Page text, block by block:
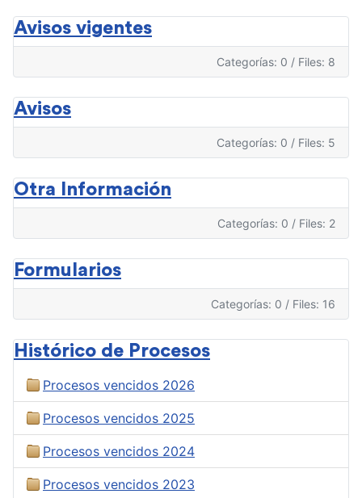
Avisos vigentes
Categorías: 0 / Files: 8
Avisos
Categorías: 0 / Files: 5
Otra Información
Categorías: 0 / Files: 2
Formularios
Categorías: 0 / Files: 16
Histórico de Procesos
Procesos vencidos 2026
Procesos vencidos 2025
Procesos vencidos 2024
Procesos vencidos 2023